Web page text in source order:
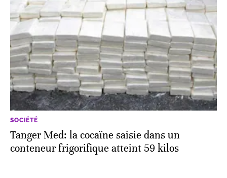
SOCIÉTÉ
Tanger Med: la cocaïne saisie dans un
conteneur frigorifique atteint 59 kilos